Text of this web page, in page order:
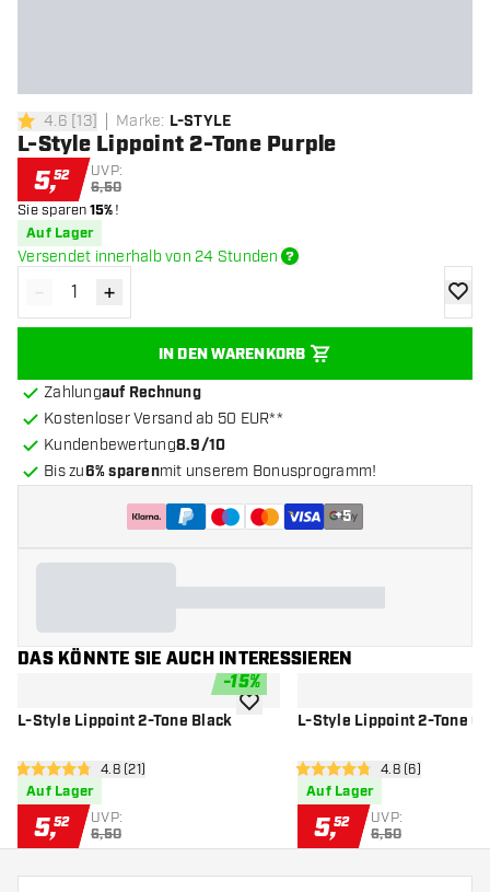
4.6 Bewertungssterne
4.6 [13] Marke: L-STYLE
L-Style Lippoint 2-Tone Purple
5,52 UVP:
6,50
Sie sparen15%!
Auf Lager
Versendet innerhalb von 24 Stunden
Menge verringern
- Menge erhöhen
+
IN DEN WARENKORB
Zur
Zahlungauf Rechnung
Kostenloser Versand ab 50 EUR**
Kundenbewertung8.9/10
Bis zu6% sparenmit unserem Bonusprogramm!
+5
DAS KÖNNTE SIE AUCH INTERESSIEREN
-15%
L-Style Lippoint 2-Tone Black
Bewertungsbereich öffnen
4.8 Bewertungssterne
4.8 (21)
Auf Lager
5,52 UVP:
6,50
Zur Wunschliste hinzufügen
L-Style Lippoint 2-Tone
4.8 Bewertungssterne
4.8 (6)
Auf Lager
5,52 UVP:
6,50